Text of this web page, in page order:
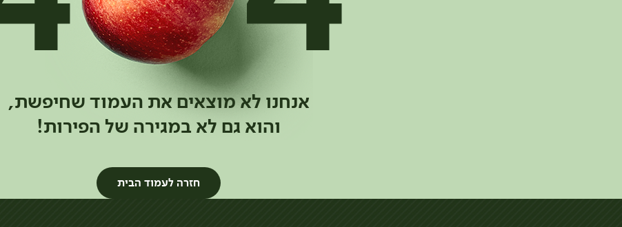
אנחנו לא מוצאים את העמוד שחיפשת,
והוא גם לא במגירה של הפירות!
חזרה לעמוד הבית